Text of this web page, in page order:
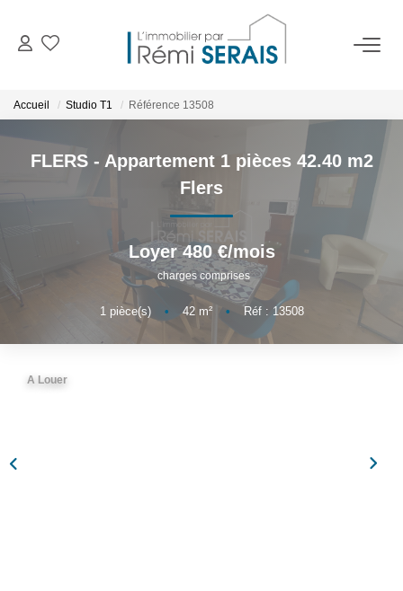
VENDRE
BIENS VENDUS
ADMINISTRATION DE BIENS
Gestion
Accueil Studio T1 Référence 13508
FLERS - Appartement 1 pièces 42.40 m2
Flers
Loyer 480 €/mois
charges comprises
1 pièce(s) • 42m² • Réf : 13508
A Louer